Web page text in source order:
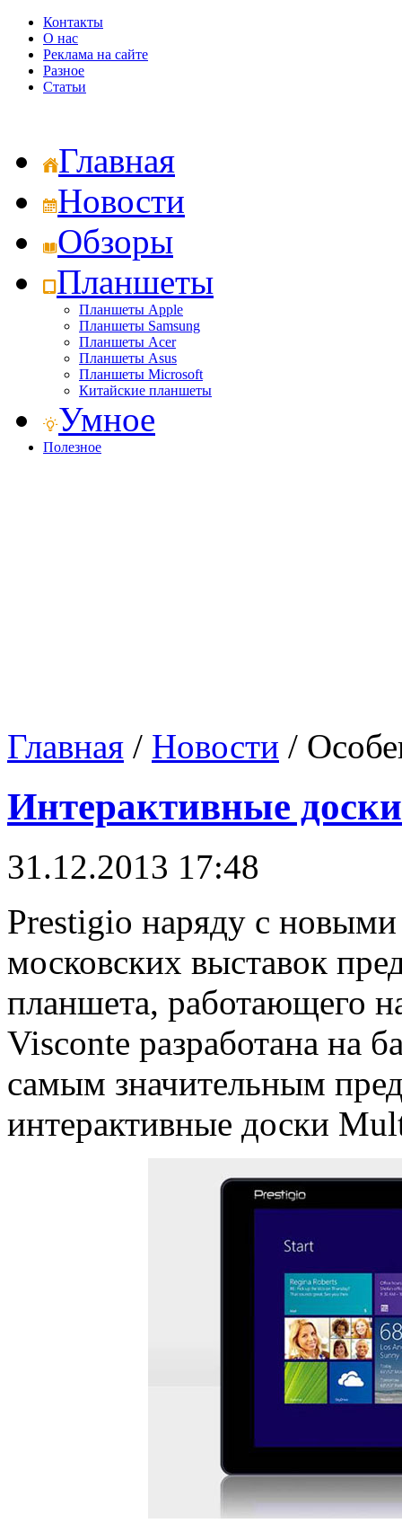
Контакты
О нас
Реклама на сайте
Разное
Статьи
Главная
Новости
Обзоры
Планшеты
Планшеты Apple
Планшеты Samsung
Планшеты Acer
Планшеты Asus
Планшеты Microsoft
Китайские планшеты
Умное
Полезное
Главная / Новости /
Интерактивные
31.12.2013 17:48
Prestigio наряду с
московских выставок
планшета, работающего
Visconte разработана на
самым значительным
интерактивные доски